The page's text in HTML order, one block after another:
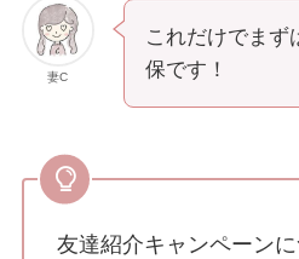
妻C
これだけでまず
保です！
友達紹介キャンペーン